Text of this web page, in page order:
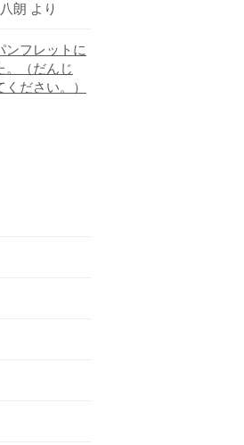
朗 より
ンフレットに
。（だんじ
ださい。）